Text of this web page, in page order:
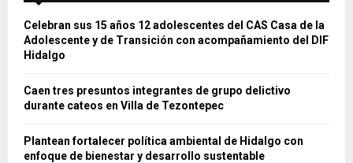
Celebran sus 15 años 12 adolescentes del CAS Casa de la
Adolescente y de Transición con acompañamiento del DIF
Hidalgo
Caen tres presuntos integrantes de grupo delictivo
durante cateos en Villa de Tezontepec
Plantean fortalecer política ambiental de Hidalgo con
enfoque de bienestar y desarrollo sustentable